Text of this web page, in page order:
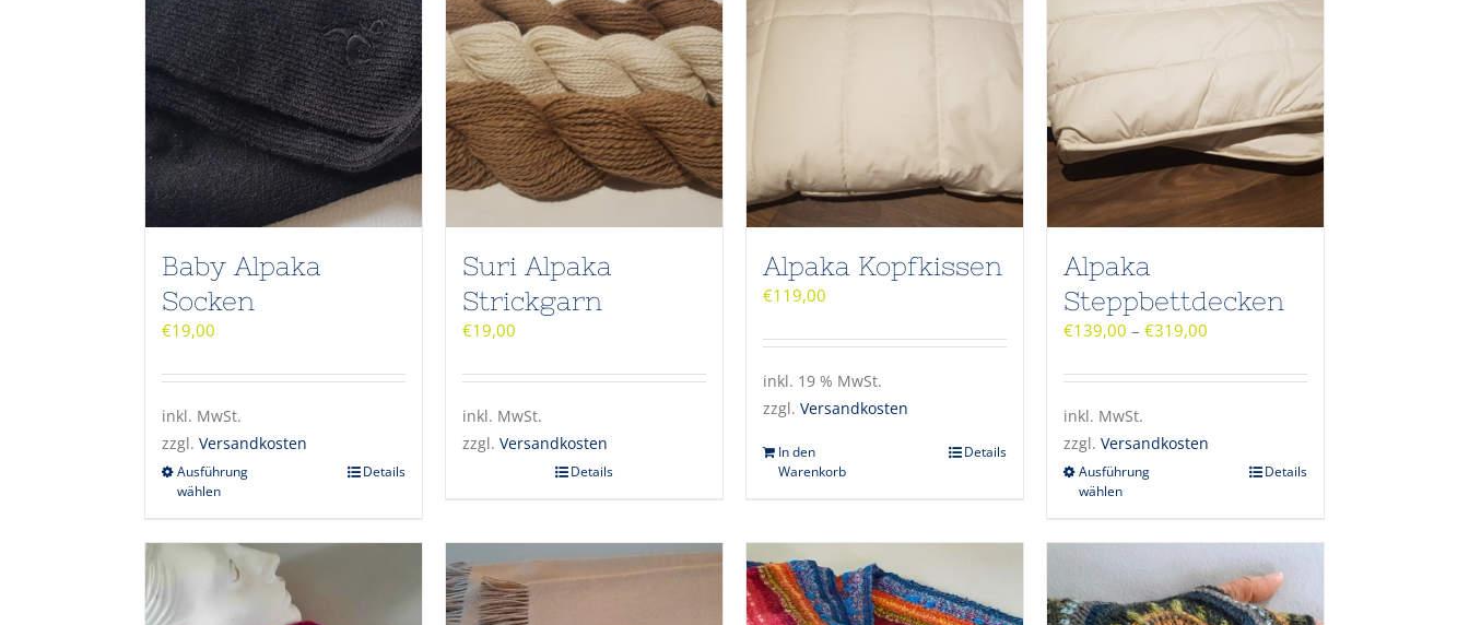
Baby Alpaka
Socken
€19,00
inkl. MwSt.
zzgl. Versandkosten
Ausführung
wählen
Details
Suri Alpaka
Strickgarn
€19,00
inkl. MwSt.
zzgl. Versandkosten
Details
Alpaka Kopfkissen
€119,00
inkl. 19 % MwSt.
zzgl. Versandkosten
In den
Warenkorb
Details
Alpaka
Steppbettdecken
€139,00 – €319,00
inkl. MwSt.
zzgl. Versandkosten
Ausführung
wählen
Details